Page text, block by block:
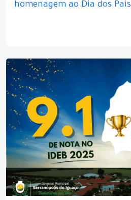
homenagem ao Dia dos Pais